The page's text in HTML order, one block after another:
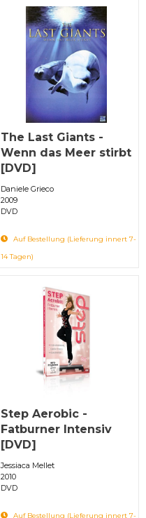
The Last Giants -
Wenn das Meer stirbt
[DVD]
Daniele Grieco
2009
DVD
Auf Bestellung (Lieferung innert 7-
14 Tagen)
Step Aerobic -
Fatburner Intensiv
[DVD]
Jessiaca Mellet
2010
DVD
Auf Bestellung (Lieferung innert 7-